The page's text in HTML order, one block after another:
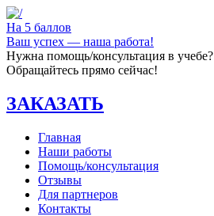
На 5 баллов
Ваш успех — наша работа!
Нужна помощь/консультация в учебе?
Обращайтесь прямо сейчас!
ЗАКАЗАТЬ
Главная
Наши работы
Помощь/консультация
Отзывы
Для партнеров
Контакты